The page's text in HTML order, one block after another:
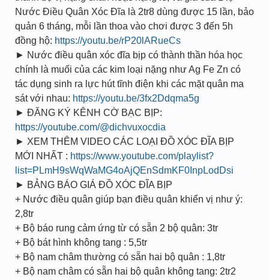
Nước Điều Quân Xóc Đĩa là 2tr8 dùng được 15 lần, bảo
quản 6 tháng, mỗi lần thoa vào chơi được 3 đến 5h
đồng hộ: https://youtu.be/rP20lARueCs
► Nước điều quân xóc đĩa bịp có thành thần hóa học
chính là muối của các kim loại nặng như Ag Fe Zn có
tác dụng sinh ra lực hút tĩnh điện khi các mặt quân ma
sát với nhau: https://youtu.be/3fx2Ddqma5g
► ĐĂNG KÝ KÊNH CỜ BẠC BỊP:
https://youtube.com/@dichvuxocdia
► XEM THÊM VIDEO CÁC LOẠI ĐỒ XÓC ĐĨA BỊP
MỚI NHẤT : https://www.youtube.com/playlist?
list=PLmH9sWqWaMG4oAjQEnSdmKF0InpLodDsi
► BẢNG BÁO GIÁ ĐỒ XÓC ĐĨA BỊP
+ Nước điều quân giúp bạn điều quân khiển vị như ý:
2,8tr
+ Bộ báo rung cảm ứng từ có sẵn 2 bộ quân: 3tr
+ Bộ bát hình không tang : 5,5tr
+ Bộ nam châm thường có sẵn hai bộ quân : 1,8tr
+ Bộ nam châm có sẵn hai bộ quân không tang: 2tr2